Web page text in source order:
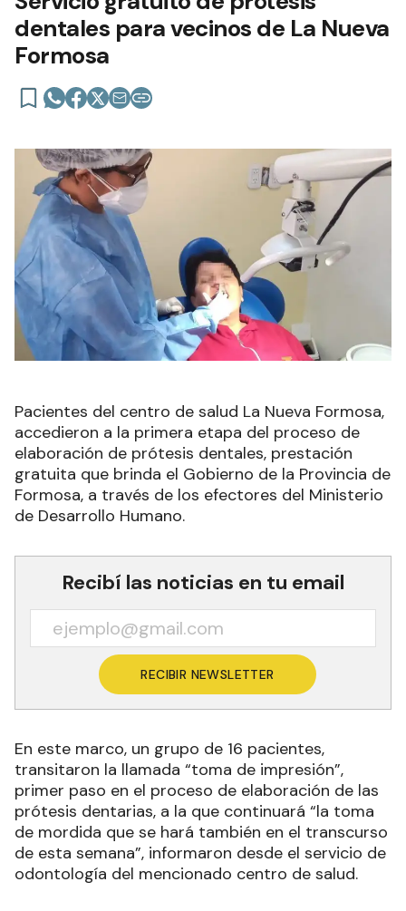
dentales para vecinos de La Nueva
Formosa
Pacientes del centro de salud La Nueva Formosa,
accedieron a la primera etapa del proceso de
elaboración de prótesis dentales, prestación
gratuita que brinda el Gobierno de la Provincia de
Formosa, a través de los efectores del Ministerio
de Desarrollo Humano.
Recibí las noticias en tu email
RECIBIR NEWSLETTER
En este marco, un grupo de 16 pacientes,
transitaron la llamada “toma de impresión”,
primer paso en el proceso de elaboración de las
prótesis dentarias, a la que continuará “la toma
de mordida que se hará también en el transcurso
de esta semana”, informaron desde el servicio de
odontología del mencionado centro de salud.